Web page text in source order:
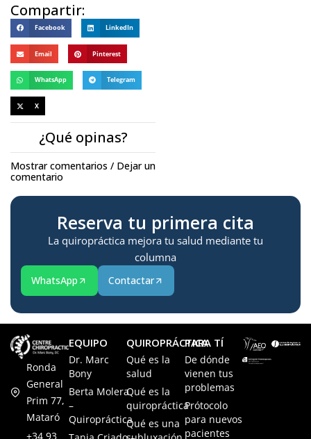
Compartir:
Facebook LinkedIn
Email Pinterest
WhatsApp Telegram
X
¿Qué opinas?
Mostrar comentarios / Dejar un
comentario
Reserva tu primera cita
La quiropráctica mejora tu salud mediante tu
columna
WhatsApp Contactar
Ronda
General
Prim 77,
Mataró
+34 93
EQUIPO
Dr. Marc
Bony
Berta Molera
–
Quiropráctica
QUIROPRÁCTICA
Qué es la
salud
Qué es la
quiropráctica
Qué es una
PARA TÍ
De dónde
vienen tus
problemas
Prótocolo
para nuevos
pacientes